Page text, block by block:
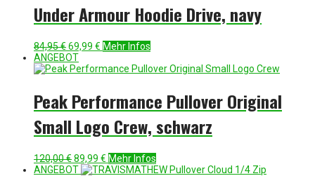
Under Armour Hoodie Drive, navy
84,95€Ursprünglicher
Preis
war:
69,99 € Aktueller
ist:
Mehr Infos
ANGEBOT
Peak Performance Pullover Original
Small Logo Crew, schwarz
120,00€Ursprünglicher
Preis
89,99 € Aktueller
Preis
Mehr Infos
ANGEBOT